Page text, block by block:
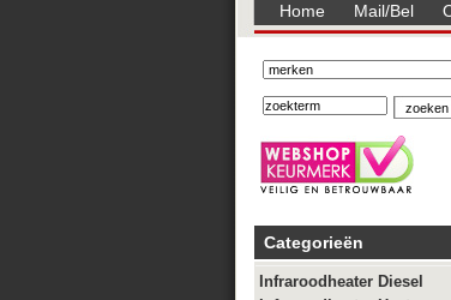
Home Mail/bel
Categorieën
Infraroodheater Diesel